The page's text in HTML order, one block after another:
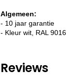
Algemeen:
- 10 jaar garantie
- Kleur wit, RAL 9016
Reviews